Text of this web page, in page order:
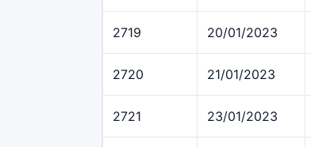
2719 20/01/2023
2720 21/01/2023
2721 23/01/2023